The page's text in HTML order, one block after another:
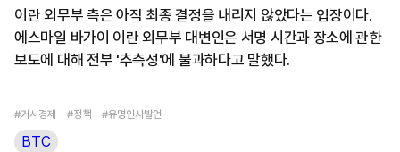
이란 외무부 측은 아직 최종 결정을 내리지 않았다는 입장이다.
에스마일 바가이 이란 외무부 대변인은 서명 시간과 장소에 관한
보도에 대해 전부 '추측성'에 불과하다고 말했다.
#거시경제 #정책 #유명인사발언
BTC